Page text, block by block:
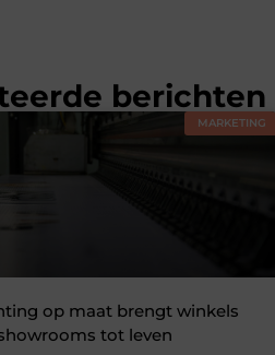
berichten
MARKETING
op maat brengt winkels
tot leven